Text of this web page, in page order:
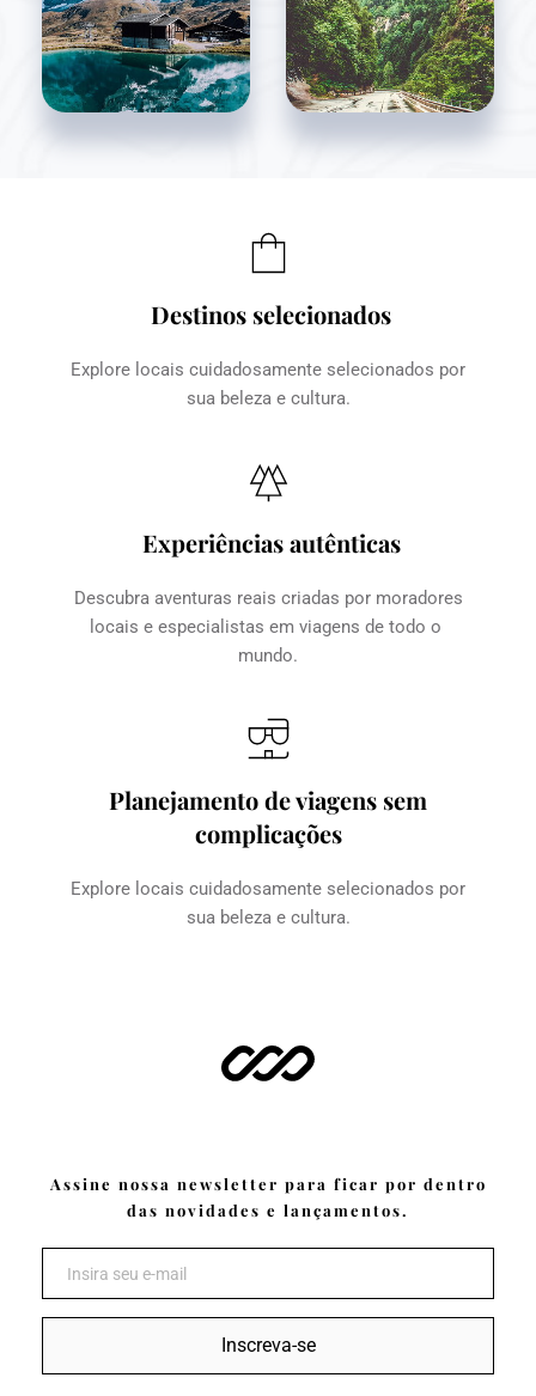
Destinos selecionados
Explore locais cuidadosamente selecionados por
sua beleza e cultura.
Experiências autênticas
Descubra aventuras reais criadas por moradores
locais e especialistas em viagens de todo o
mundo.
Planejamento de viagens sem
complicações
Explore locais cuidadosamente selecionados por
sua beleza e cultura.
Assine nossa newsletter para ficar por dentro
das novidades e lançamentos.
Inscreva-se